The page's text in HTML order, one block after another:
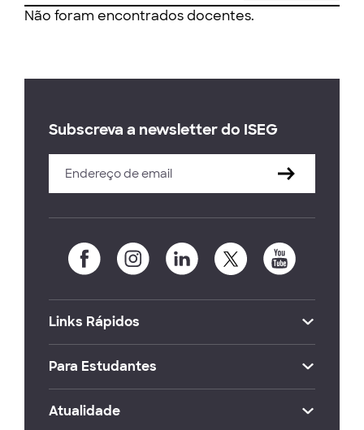
Não foram encontrados docentes.
Subscreva a newsletter do ISEG
Links Rápidos
Para Estudantes
Atualidade